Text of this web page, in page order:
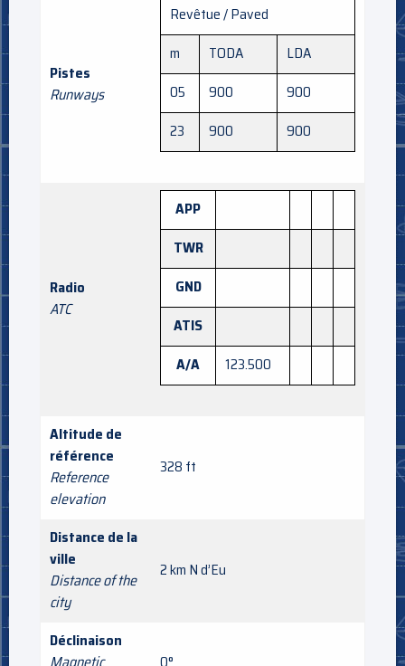
Pistes
Runways
Revêtue / Paved
m
TODA
LDA
05
900
900
23
900 900
Radio
ATC
APP
TWR
GND
ATIS
A/A
123.500
Altitude de
référence
Reference
elevation
328 ft
Distance de la
ville
Distance of the
city
2 km N d’Eu
Déclinaison